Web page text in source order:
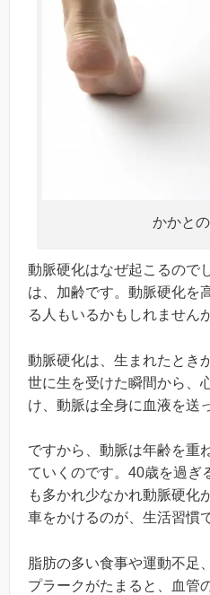
かかと
動脈硬化はなぜ起こるので
は、加齢です。動脈硬化を
る人もいるかもしれません
動脈硬化は、生まれたとき
世に生を受けた瞬間から、
け、動脈は全身に血液を送
ですから、動脈は年齢を重
ていくのです。40歳を過ぎ
も多かれ少なかれ動脈硬化
車をかけるのが、生活習慣
脂肪の多い食事や運動不足
プラークがたまると、血管